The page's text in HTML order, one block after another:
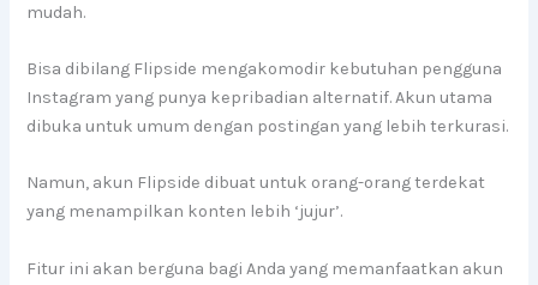
mudah.
Bisa dibilang Flipside mengakomodir kebutuhan pengguna
Instagram yang punya kepribadian alternatif. Akun utama
dibuka untuk umum dengan postingan yang lebih terkurasi.
Namun, akun Flipside dibuat untuk orang-orang terdekat
yang menampilkan konten lebih ‘jujur’.
Fitur ini akan berguna bagi Anda yang memanfaatkan akun